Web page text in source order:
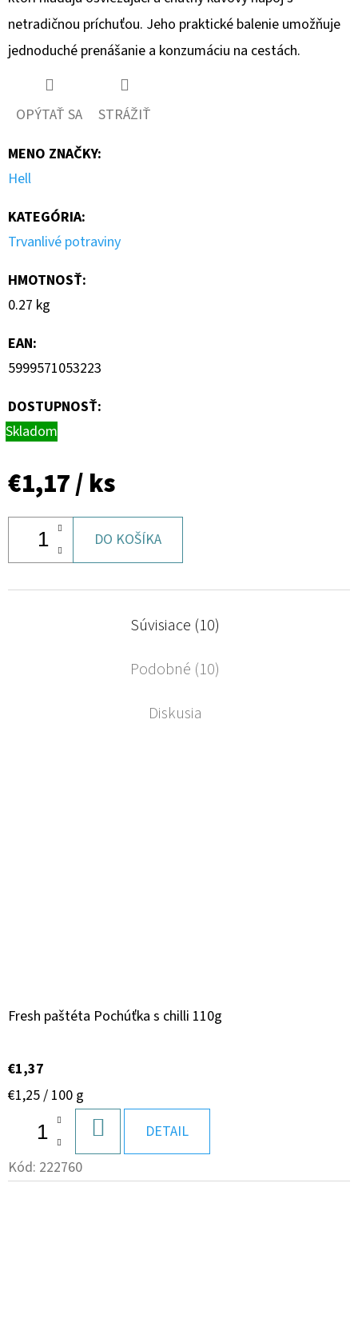
netradičnou príchuťou. Jeho praktické balenie umožňuje
jednoduché prenášanie a konzumáciu na cestách.
OPÝTAŤ SA
STRÁŽIŤ
MENO ZNAČKY:
Hell
KATEGÓRIA:
Trvanlivé potraviny
HMOTNOSŤ:
0.27 kg
EAN:
5999571053223
DOSTUPNOSŤ:
Skladom
€1,17/ ks
DO KOŠÍKA
Súvisiace (10)
Podobné (10)
Diskusia
Fresh paštéta Pochúťka s chilli 110g
€1,37
Jednotková
€1,25 / 100 g
KOŠÍKA
DETAIL
Kód: 222760